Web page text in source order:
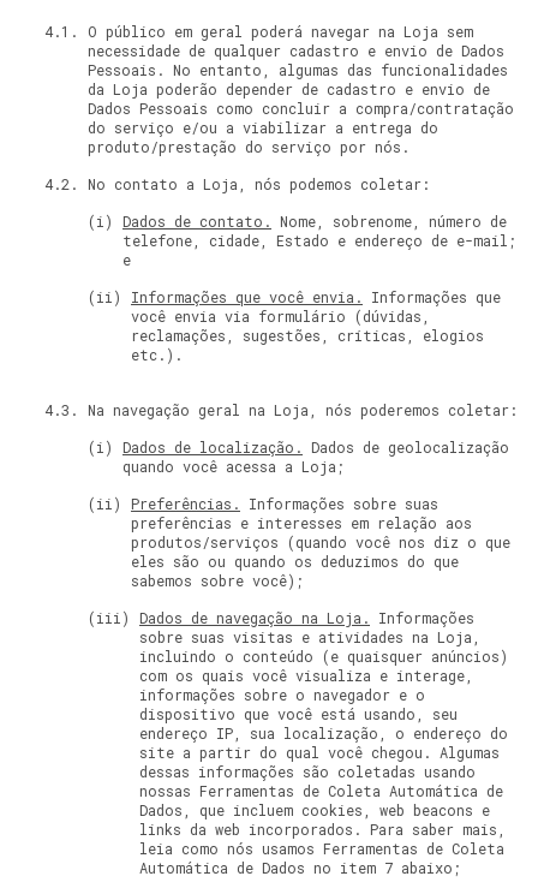
O público em geral poderá navegar na Loja sem
necessidade de qualquer cadastro e envio de Dados
Pessoais. No entanto, algumas das funcionalidades
da Loja poderão depender de cadastro e envio de
Dados Pessoais como concluir a compra/contratação
do serviço e/ou a viabilizar a entrega do
produto/prestação do serviço por nós.
No contato a Loja, nós podemos coletar:
Dados de contato.
Nome, sobrenome, número de
telefone, cidade, Estado e endereço de e-mail;
e
Informações que você envia.
Informações que
você envia via formulário (dúvidas,
reclamações, sugestões, críticas, elogios
etc.).
Na navegação geral na Loja, nós poderemos coletar:
Dados de localização.
Dados de geolocalização
quando você acessa a Loja;
Preferências.
Informações sobre suas
preferências e interesses em relação aos
produtos/serviços (quando você nos diz o que
eles são ou quando os deduzimos do que
sabemos sobre você);
Dados de navegação na Loja.
Informações
sobre suas visitas e atividades na Loja,
incluindo o conteúdo (e quaisquer anúncios)
com os quais você visualiza e interage,
informações sobre o navegador e o
dispositivo que você está usando, seu
endereço IP, sua localização, o endereço do
site a partir do qual você chegou. Algumas
dessas informações são coletadas usando
nossas Ferramentas de Coleta Automática de
Dados, que incluem cookies, web beacons e
links da web incorporados. Para saber mais,
leia como nós usamos Ferramentas de Coleta
Automática de Dados no item 7 abaixo;